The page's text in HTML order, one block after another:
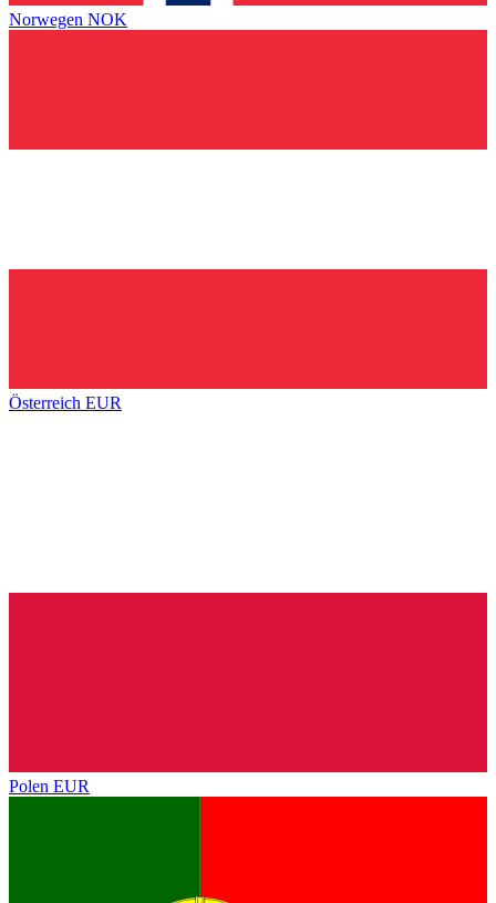
Norwegen NOK
Österreich EUR
Polen EUR